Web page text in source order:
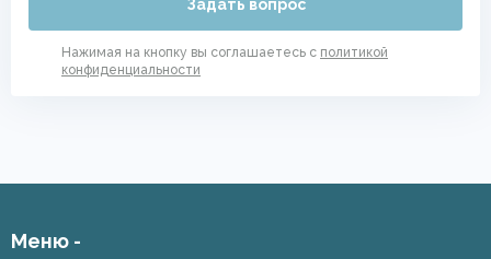
Задать вопрос
Нажимая на кнопку вы соглашаетесь с политикой
конфиденциальности
Меню -